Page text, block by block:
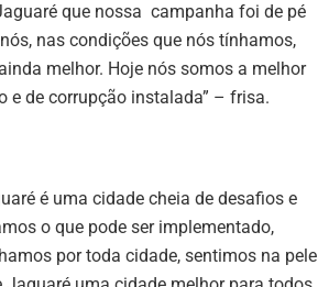
que nossa campanha foi de pé
nas condições que nós tínhamos,
melhor. Hoje nós somos a melhor
de corrupção instalada” – frisa.
é uma cidade cheia de desafios e
o que pode ser implementado,
por toda cidade, sentimos na pele